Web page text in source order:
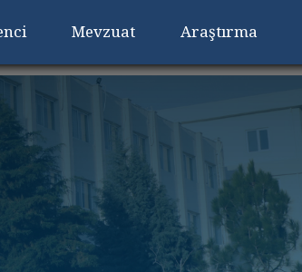
Mevzuat Araştırma